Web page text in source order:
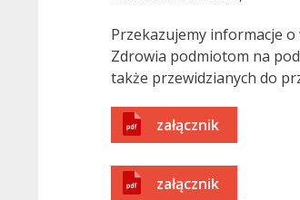
Przekazujemy informacje
Zdrowia podmiotom na
także przewidzianych do
załącznik
załącznik